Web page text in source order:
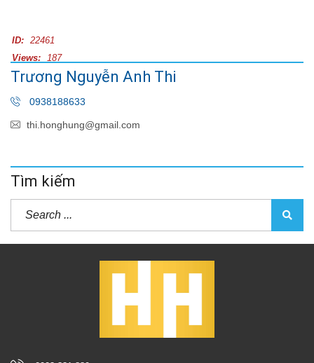
ID: 22461
Views:
187
Trương Nguyễn Anh Thi
0938188633
thi.honghung@gmail.com
Tìm kiếm